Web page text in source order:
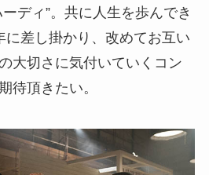
ディ”。共に人生を歩んでき
に差し掛かり、改めてお互い
大切さに気付いていくコン
待頂きたい。